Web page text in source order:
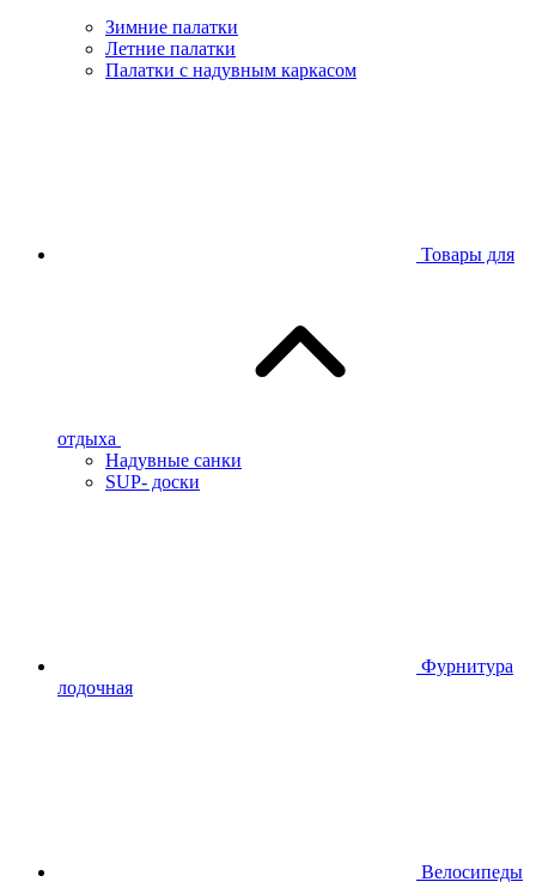
Зимние палатки
Летние палатки
Палатки с надувным каркасом
Товары для
отдыха
Надувные санки
SUP- доски
Фурнитура
лодочная
Велосипеды